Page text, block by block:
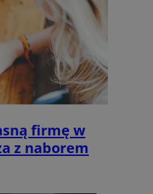
firmę w
z naborem